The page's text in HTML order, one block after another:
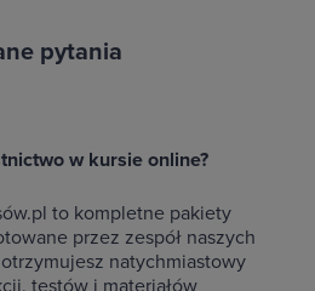
pytania
w kursie online?
to kompletne pakiety
przez zespół naszych
natychmiastowy
testów i materiałów